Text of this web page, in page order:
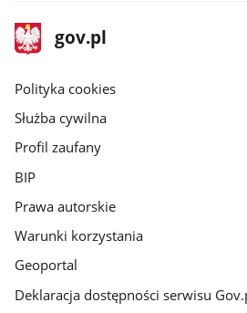
stopka
gov.pl
Strona
gov.pl
gov.pl
Polityka cookies
Służba cywilna
Profil zaufany
BIP
Prawa autorskie
Warunki korzystania
Geoportal
Deklaracja dostępności serwisu